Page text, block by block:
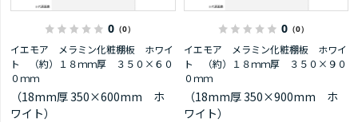
0 （0）
イエモア メラミン化粧棚板 ホワイ
ト （約）１８ｍｍ厚 ３５０×６０
０ｍｍ
（18mm厚 350×600mm ホ
ワイト）
0（0）
イエモア メラミン化粧棚板 ホワイ
ト （約）１８ｍｍ厚 ３５０×９０
０ｍｍ
（18mm厚 350×900mm ホ
ワイト）